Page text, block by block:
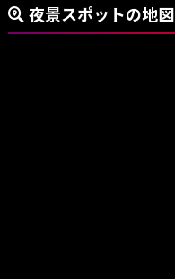
夜景スポットの地図